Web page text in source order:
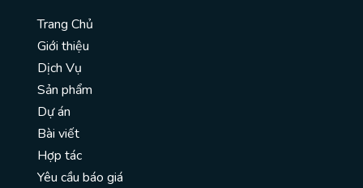
Trang Chủ
Giới thiệu
Dịch Vụ
Sản phẩm
Dự án
Bài viết
Hợp tác
Yêu cầu báo giá